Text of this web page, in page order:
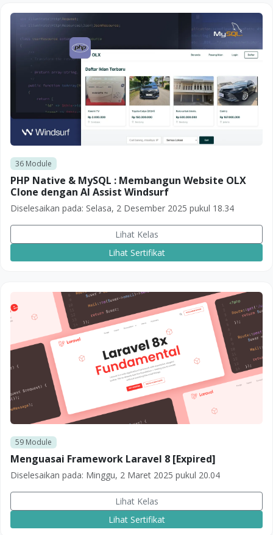
36Module
PHP Native & MySQL : Membangun Website OLX
Clone dengan AI Assist Windsurf
Diselesaikan pada: Selasa, 2 Desember 2025 pukul 18.34
Lihat Kelas
Lihat Sertifikat
59Module
Menguasai Framework Laravel 8 [Expired]
Diselesaikan pada: Minggu, 2 Maret 2025 pukul 20.04
Lihat Kelas
Lihat Sertifikat